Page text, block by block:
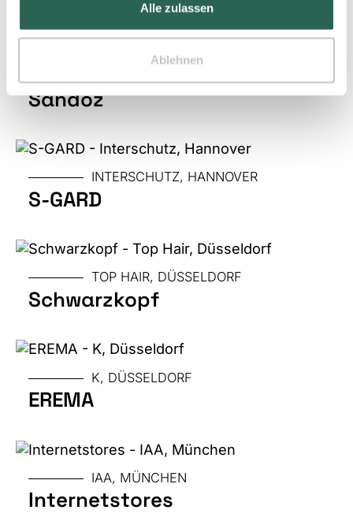
Alle zulassen
Ablehnen
Sandoz
GRÖSSE
INTERSCHUTZ, HANNOVER
S-GARD
GRÖSSE
TOP HAIR, DÜSSELDORF
Schwarzkopf
MESSE
ART
K, DÜSSELDORF
EREMA
GRÖSSE
IAA, MÜNCHEN
Internetstores
MESSE
GRÖSSE